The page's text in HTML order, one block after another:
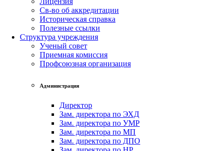
Св-во об аккредитации
Историческая справка
Полезные ссылки
Структура учреждения
Ученый совет
Приемная комиссия
Профсоюзная организация
Администрация
Директор
Зам. директора по ЭХД
Зам. директора по УМР
Зам. директора по МП
Зам. директора по ДПО